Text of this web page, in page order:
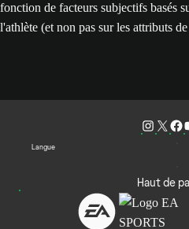
fonction de facteurs subjectifs basés
l'athlète (et non pas sur les attributs
Langue
Haut de